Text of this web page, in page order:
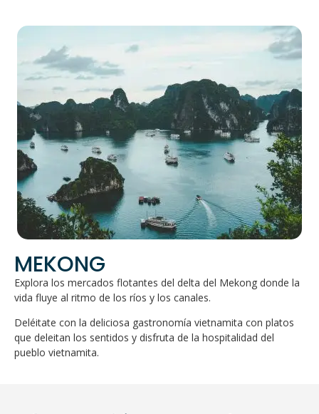
MEKONG
Explora los mercados flotantes del delta del Mekong donde la
vida fluye al ritmo de los ríos y los canales.
Deléitate con la deliciosa gastronomía vietnamita con platos
que deleitan los sentidos y disfruta de la hospitalidad del
pueblo vietnamita.